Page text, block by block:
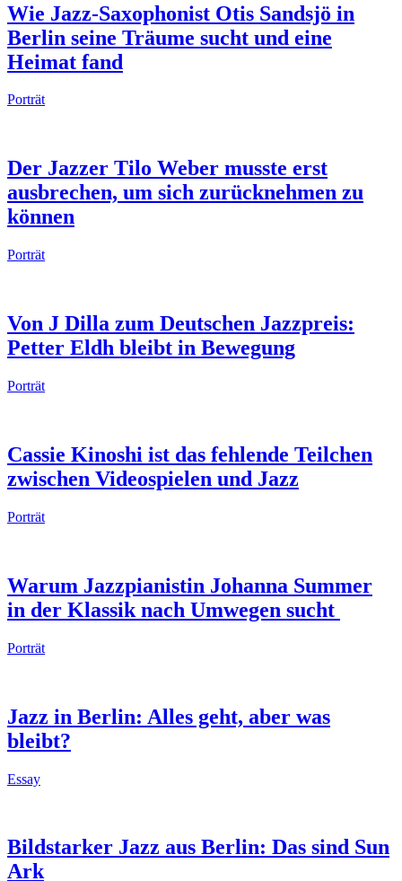
Wie Jazz-Saxophonist Otis Sandsjö in
Berlin seine Träume sucht und eine
Heimat fand
Porträt
Der Jazzer Tilo Weber musste erst
ausbrechen, um sich zurücknehmen zu
können
Porträt
Von J Dilla zum Deutschen Jazzpreis:
Petter Eldh bleibt in Bewegung
Porträt
Cassie Kinoshi ist das fehlende Teilchen
zwischen Videospielen und Jazz
Porträt
Warum Jazzpianistin Johanna Summer
in der Klassik nach Umwegen sucht
Porträt
Jazz in Berlin: Alles geht, aber was
bleibt?
Essay
Bildstarker Jazz aus Berlin: Das sind Sun
Ark